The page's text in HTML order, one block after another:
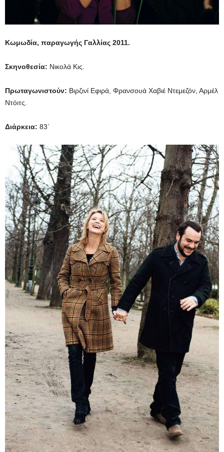
Κωμωδία, παραγωγής Γαλλίας 2011.
Σκηνοθεσία: Νικολά Κις.
Πρωταγωνιστούν: Βιρζινί Εφιρά, Φρανσουά Χαβιέ Ντεμεζόν, Αρμέλ
Ντόιτς.
Διάρκεια: 83΄